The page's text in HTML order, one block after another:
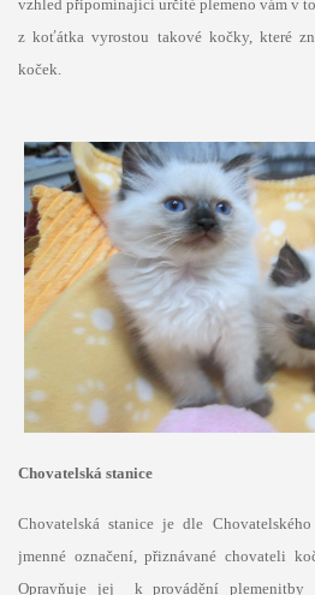
vzhled připomínající určité plemeno vám v
z koťátka vyrostou takové kočky, které
koček.
Chovatelská stanice
Chovatelská stanice je dle
jmenné označení, přiznávané chovateli
Opravňuje jej k provádění plemenitby